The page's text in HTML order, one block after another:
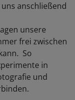
anschließend
unsere
frei zwischen
So
in
und